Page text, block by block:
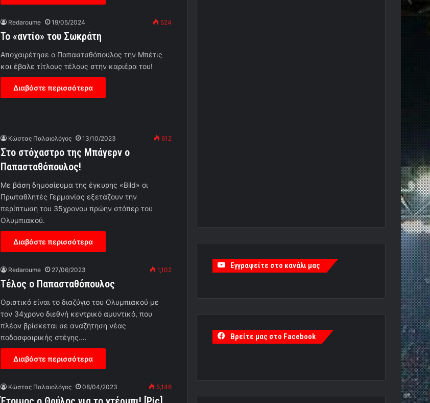
Redaroume 19/05/2024 524
Το «αντίο» του Σωκράτη
Αποχαιρέτησε ο Παπαστσθόπουλος την Μπέτις
και έβαλε τίτλους τέλους στην καριέρα του!
Διαβάστε περισσότερα
Κώστας Παλαιολόγος 13/10/2023 612
Στο στόχαστρο της Μπάγερν ο
Παπασταθόπουλος!
Με βάση δημοσίευμα της έγκυρης «Bild» οι
Πρωταθλητές Γερμανίας εξετάζουν την
περίπτωση του 35χρονου πρώην στόπερ του
Ολυμπιακού.
Διαβάστε περισσότερα
Redaroume 27/06/2023 1,102
Τέλος ο Παπασταθόπουλος
Οριστικό είναι το διαζύγιο του Ολυμπιακού με
τον 34χρονο διεθνή κεντρικό αμυντικό, που
πλέον βρίσκεται σε αναζήτηση νέας
ποδοσφαιρικής στέγης.…
Διαβάστε περισσότερα
Κώστας Παλαιολόγος 08/04/2023 5,148
Εγγραφείτε στο κανάλι μας
Βρείτε μας στο Facebook